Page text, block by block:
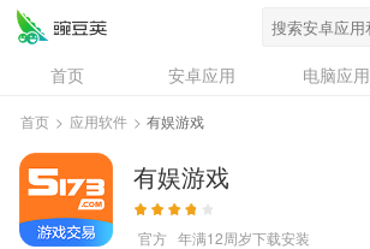
首页 安卓应用 电脑应用
资讯
专题
问答
首页 > 应用软件 > 有娱游戏
有娱游戏
官方 年满12周岁下载安装